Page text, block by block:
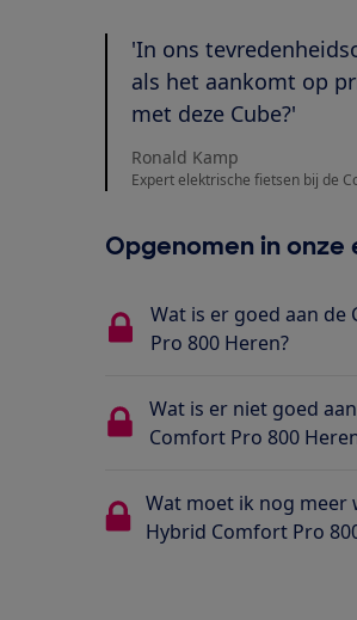
'In ons
als het aankomt op
met deze Cube?'
Ronald Kamp
Expert elektrische fietsen bij de
Opgenomen in
Wat is er goed aan
Pro 800 Heren?
Wat is er niet goed
Comfort Pro 800
Wat moet ik nog meer
Hybrid Comfort Pro